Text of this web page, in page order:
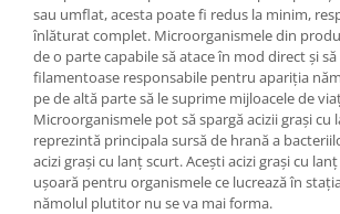
sau umflat, acesta poate fi redus la minim,
înlăturat complet. Microorganismele din
de o parte capabile să atace în mod direct și
filamentoase responsabile pentru apariția
pe de altă parte să le suprime mijloacele de
Microorganismele pot să spargă acizii grași cu
reprezintă principala sursă de hrană a
acizi grași cu lanț scurt. Acești acizi grași cu
ușoară pentru organismele ce lucrează în
nămolul plutitor nu se va mai forma.